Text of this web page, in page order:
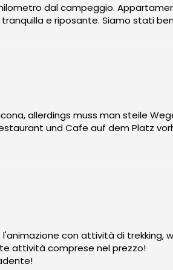
dal campeggio.
e riposante. Siamo stati
allerdings muss man steile
und Cafe auf dem Platz
con attività di trekking,
attività comprese nel prezzo!